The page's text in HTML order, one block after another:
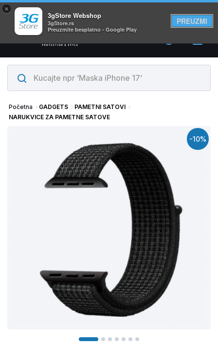
×
3gStore Webshop
3gStore.rs
Preuzmite besplatno - Google Play
PREUZMI
Svi proizvodi su na lageru. Slanje istog dana!
0
Početna GADGETS
PAMETNI SATOVI
NARUKVICE ZA PAMETNE SATOVE
-10%